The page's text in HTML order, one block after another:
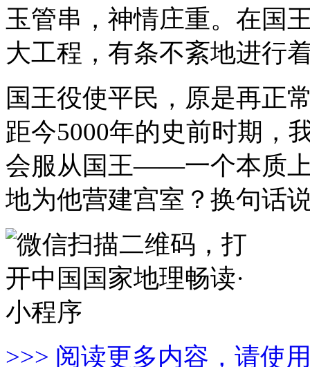
玉管串，神情庄重。在国
大工程，有条不紊地进行
国王役使平民，原是再正
距今5000年的史前时期，
会服从国王——一个本质
地为他营建宫室？换句话
>>> 阅读更多内容，请使